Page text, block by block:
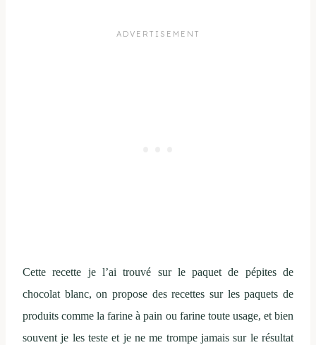
Cette recette je l’ai trouvé sur le paquet de pépites de
chocolat blanc, on propose des recettes sur les paquets de
produits comme la farine à pain ou farine toute usage, et bien
souvent je les teste et je ne me trompe jamais sur le résultat